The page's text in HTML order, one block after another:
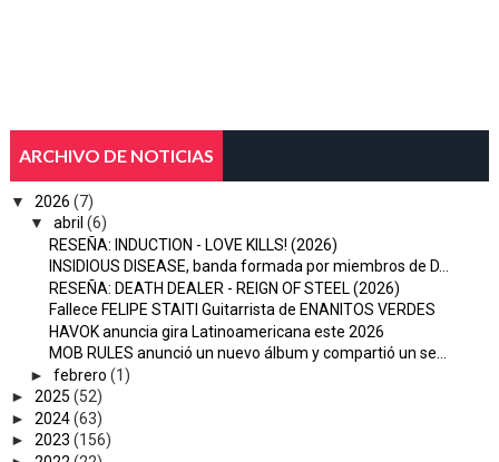
ARCHIVO DE NOTICIAS
▼ 2026 (7)
▼
abril (6)
RESEÑA: INDUCTION - LOVE KILLS! (2026)
INSIDIOUS DISEASE, banda formada por miembros de D...
RESEÑA: DEATH DEALER - REIGN OF STEEL (2026)
Fallece FELIPE STAITI Guitarrista de ENANITOS VERDES
HAVOK anuncia gira Latinoamericana este 2026
MOB RULES anunció un nuevo álbum y compartió un se...
► febrero (1)
► 2025 (52)
► 2024(63)
► 2023 (156)